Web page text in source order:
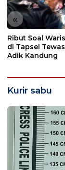
«
Ribut Soal
di Tapsel
Adik Kandung
Kurir sabu